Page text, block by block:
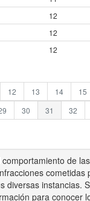
12
12
12
12 13 14 15
30 31 32
de
diversas instancias.
para conocer